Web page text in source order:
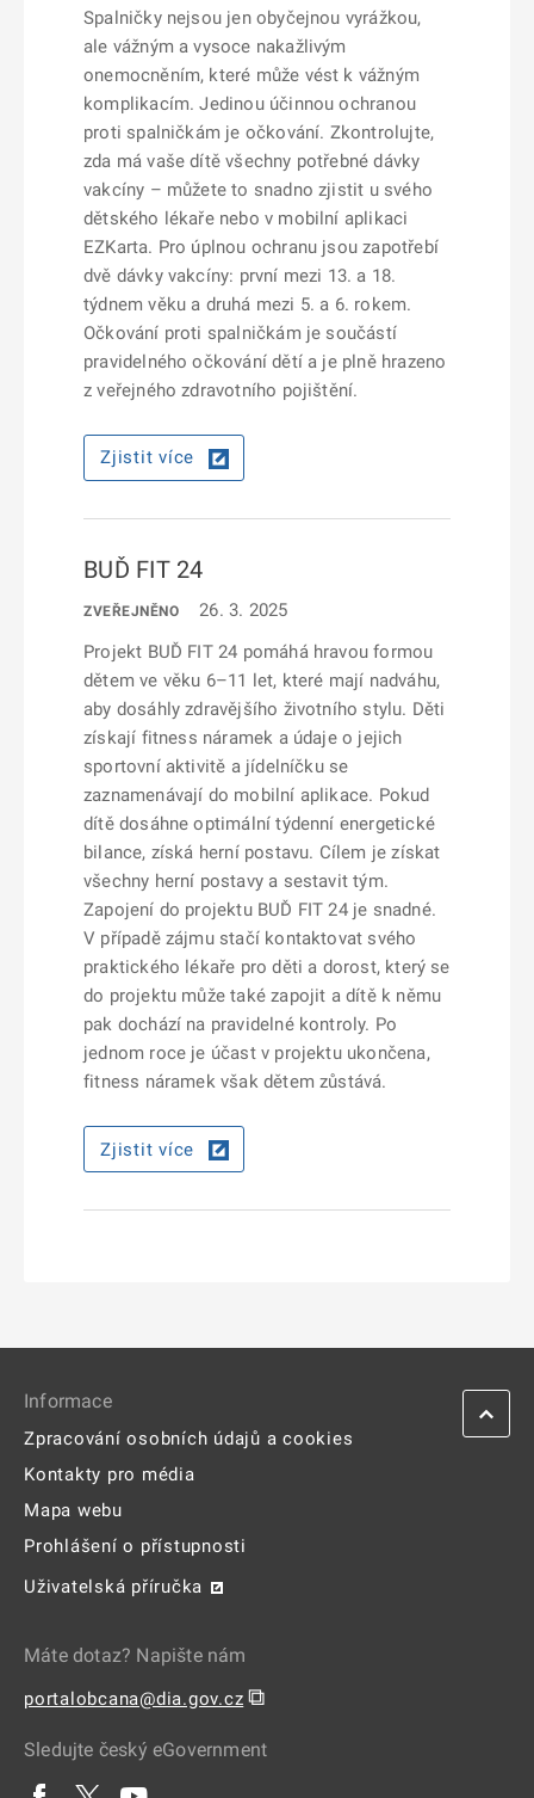
Spalničky nejsou jen obyčejnou vyrážkou,
ale vážným a vysoce nakažlivým
onemocněním, které může vést k vážným
komplikacím. Jedinou účinnou ochranou
proti spalničkám je očkování. Zkontrolujte,
zda má vaše dítě všechny potřebné dávky
vakcíny – můžete to snadno zjistit u svého
dětského lékaře nebo v mobilní aplikaci
EZKarta. Pro úplnou ochranu jsou zapotřebí
dvě dávky vakcíny: první mezi 13. a 18.
týdnem věku a druhá mezi 5. a 6. rokem.
Očkování proti spalničkám je součástí
pravidelného očkování dětí a je plně hrazeno
z veřejného zdravotního pojištění.
Zjistit více
BUĎ FIT 24
ZVEŘEJNĚNO
26. 3. 2025
Projekt BUĎ FIT 24 pomáhá hravou formou
dětem ve věku 6–11 let, které mají nadváhu,
aby dosáhly zdravějšího životního stylu. Děti
získají fitness náramek a údaje o jejich
sportovní aktivitě a jídelníčku se
zaznamenávají do mobilní aplikace. Pokud
dítě dosáhne optimální týdenní energetické
bilance, získá herní postavu. Cílem je získat
všechny herní postavy a sestavit tým.
Zapojení do projektu BUĎ FIT 24 je snadné.
V případě zájmu stačí kontaktovat svého
praktického lékaře pro děti a dorost, který se
do projektu může také zapojit a dítě k němu
pak dochází na pravidelné kontroly. Po
jednom roce je účast v projektu ukončena,
fitness náramek však dětem zůstává.
Zjistit více
Informace
Zpracování osobních údajů a cookies
Kontakty pro média
Mapa webu
Prohlášení o přístupnosti
Uživatelská příručka
Máte dotaz? Napište nám
portalobcana@dia.gov.cz ⧉
Sledujte český eGovernment